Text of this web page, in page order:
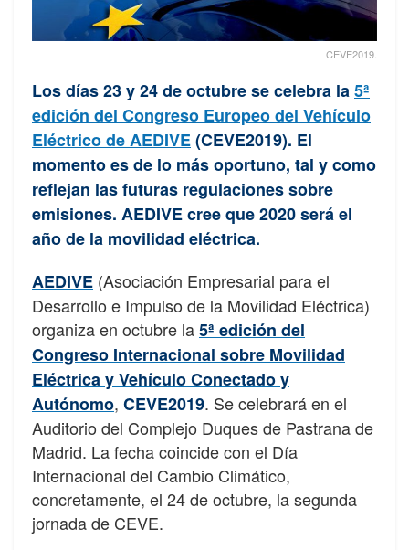
CEVE2019.
Los días 23 y 24 de octubre se celebra la5ª
edición del Congreso Europeo del Vehículo
Eléctrico de AEDIVE(CEVE2019). El
momento es de lo más oportuno, tal y como
reflejan las futuras regulaciones sobre
emisiones. AEDIVE cree que 2020 será el
año de la movilidad eléctrica.
AEDIVE (Asociación Empresarial para el
Desarrollo e Impulso de la Movilidad Eléctrica)
organiza en octubre la5ª edición del
Congreso Internacional sobre Movilidad
Eléctrica y Vehículo Conectado y
Autónomo, CEVE2019. Se celebrará en el
Auditorio del Complejo Duques de Pastrana de
Madrid. La fecha coincide con el Día
Internacional del Cambio Climático,
concretamente, el 24 de octubre, la segunda
jornada de CEVE.